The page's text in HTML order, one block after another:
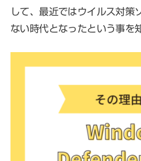
して、最近ではウイルス対策
ない時代となったという事を